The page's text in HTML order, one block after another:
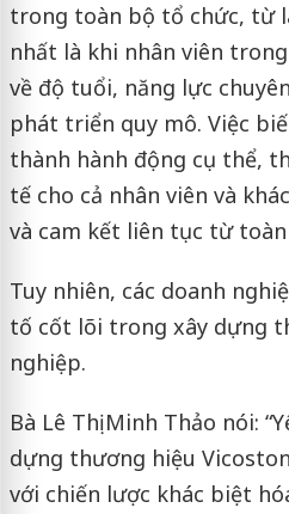
trong toàn bộ tổ chức, từ
nhất là khi nhân viên
về độ tuổi, năng lực
phát triển quy mô. Việc
thành hành động cụ thể,
tế cho cả nhân viên và
và cam kết liên tục từ toàn
Tuy nhiên, các doanh
tố cốt lõi trong xây dựng
nghiệp.
Bà Lê Thị Minh Thảo nói:
dựng thương hiệu
với chiến lược khác biệt